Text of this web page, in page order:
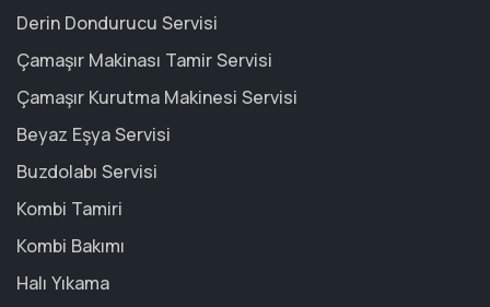
Derin Dondurucu Servisi
Çamaşır Makinası Tamir Servisi
Çamaşır Kurutma Makinesi Servisi
Beyaz Eşya Servisi
Buzdolabı Servisi
Kombi Tamiri
Kombi Bakımı
Halı Yıkama